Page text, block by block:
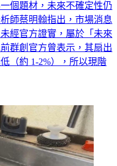
個題材，未來不確定性仍
師蔡明翰指出，市場消息
經官方證實，屬於「未來
群創官方曾表示，其扇出
（約 1-2%），所以現階